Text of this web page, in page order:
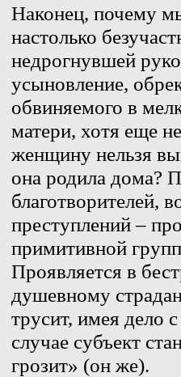
Наконец, почему
настолько
недрогнувшей
усыновление,
обвиняемого в
матери, хотя еще
женщину нельзя
она родила дома?
благотворителей,
преступлений –
примитивной
Проявляется в
душевному
трусит, имея дело
случае субъект
грозит» (он же).